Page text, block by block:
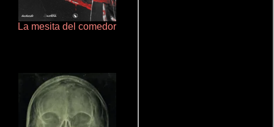
La mesita del comedor